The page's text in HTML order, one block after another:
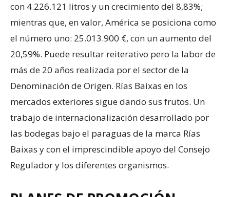
con 4.226.121 litros y un crecimiento del 8,83%;
mientras que, en valor, América se posiciona como
el número uno: 25.013.900 €, con un aumento del
20,59%. Puede resultar reiterativo pero la labor de
más de 20 años realizada por el sector de la
Denominación de Origen. Rías Baixas en los
mercados exteriores sigue dando sus frutos. Un
trabajo de internacionalización desarrollado por
las bodegas bajo el paraguas de la marca Rías
Baixas y con el imprescindible apoyo del Consejo
Regulador y los diferentes organismos.